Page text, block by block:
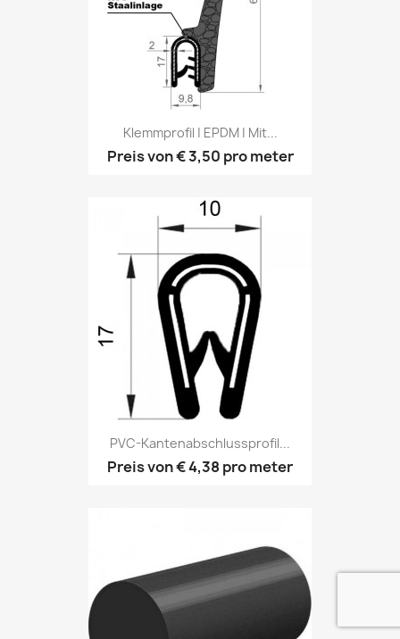
Klemmprofil | EPDM | Mit...
Preis von€ 3,50 pro meter
PVC-Kantenabschlussprofil...
Preis von€ 4,38pro meter